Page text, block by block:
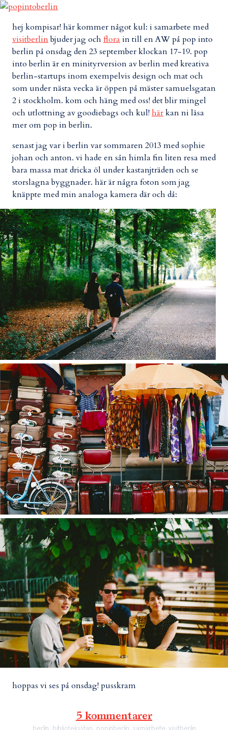
hej kompisar! här kommer något kul: i samarbete med
visitberlinbjuder jag och flora in till en AW på pop into
berlin på onsdag den 23 september klockan 17-19. pop
into berlin är en minityrversion av berlin med kreativa
berlin-startups inom exempelvis design och mat och
som under nästa vecka är öppen på mäster samuelsgatan
2 i stockholm. kom och häng med oss! det blir mingel
och utlottning av goodiebags och kul!härkan ni läsa
mer om pop in berlin.
senast jag var i berlin var sommaren 2013 med sophie
johan och anton. vi hade en sån himla fin liten resa med
bara massa mat dricka öl under kastanjträden och se
storslagna byggnader. här är några foton som jag
knäppte med min analoga kamera där och då:
hoppas vi ses på onsdag! pusskram
5 kommentarer
berlin biblioteksstan popinberlin samarbete, visitberlin